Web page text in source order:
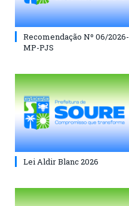
Recomendação Nº 06/2026-
MP-PJS
Lei Aldir Blanc 2026